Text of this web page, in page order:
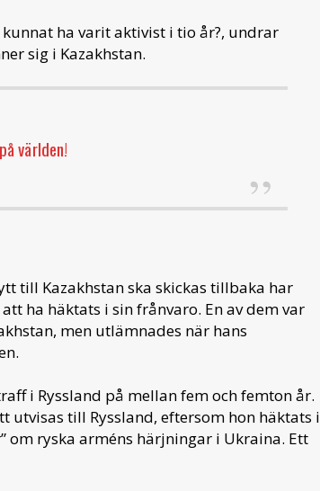
ha varit aktivist i tio år?, undrar
sig i Kazakhstan.
världen!
till Kazakhstan ska skickas tillbaka har
ha häktats i sin frånvaro. En av dem var
men utlämnades när hans
i Ryssland på mellan fem och femton år.
utvisas till Ryssland, eftersom hon häktats i
om ryska arméns härjningar i Ukraina. Ett